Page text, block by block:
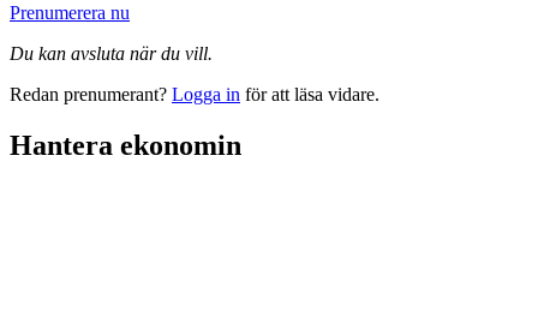
Prenumerera nu
Du kan avsluta när du vill.
Redan prenumerant? Logga in för att läsa vidare.
Hantera ekonomin